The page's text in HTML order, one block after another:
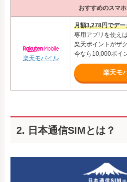
おすすめのスマ
楽天モバイル
月額3,278円でデ
専用アプリを使え
楽天ポイントがザ
今なら10,000ポイ
楽天モ
2. 日本通信SIMとは？